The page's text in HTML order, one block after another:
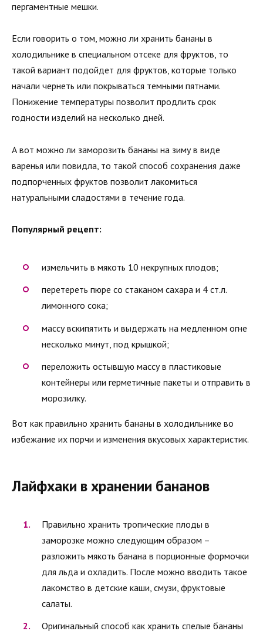
пергаментные мешки.
Если говорить о том, можно ли хранить бананы в
холодильнике в специальном отсеке для фруктов, то
такой вариант подойдет для фруктов, которые только
начали чернеть или покрываться темными пятнами.
Понижение температуры позволит продлить срок
годности изделий на несколько дней.
А вот можно ли заморозить бананы на зиму в виде
варенья или повидла, то такой способ сохранения даже
подпорченных фруктов позволит лакомиться
натуральными сладостями в течение года.
Популярный рецепт:
измельчить в мякоть 10 некрупных плодов;
перетереть пюре со стаканом сахара и 4 ст.л.
лимонного сока;
массу вскипятить и выдержать на медленном огне
несколько минут, под крышкой;
переложить остывшую массу в пластиковые
контейнеры или герметичные пакеты и отправить в
морозилку.
Вот как правильно хранить бананы в холодильнике во
избежание их порчи и изменения вкусовых характеристик.
Лайфхаки в хранении бананов
Правильно хранить тропические плоды в
заморозке можно следующим образом –
разложить мякоть банана в порционные формочки
для льда и охладить. После можно вводить такое
лакомство в детские каши, смузи, фруктовые
салаты.
Оригинальный способ как хранить спелые бананы